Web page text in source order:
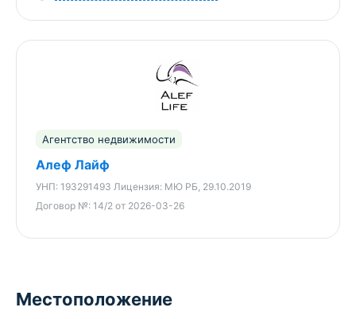
натурального дерева, пригодный для проживания
и навес для машин.
Отличный вариант для тех, кто любит жить
подальше от городской суеты, но не готов
жертвовать комфортом.
Агентство недвижимости
Алеф Лайф
УНП: 193291493 Лицензия: МЮ РБ, 29.10.2019
Договор №: 14/2 от 2026-03-26
Местоположение